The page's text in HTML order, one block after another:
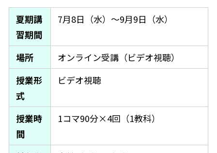
夏期講
習期間
7月8日（水）〜9月9日（水）
場所
オンライン受講（ビデオ視聴）
授業形
式
ビデオ視聴
授業時
間
1コマ90分×4回（1教科）